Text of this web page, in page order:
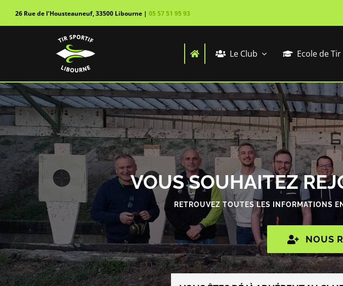
26 Rue de l’Housteauneuf, 33500 Libourne | 05 57 51 95 93
Le Club Ecole de Tir
VOUS SOUHAITEZ
RETROUVEZ TOUTES LES INFORMATIONS
NOUS